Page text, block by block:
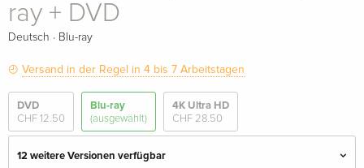
ray + DVD
Deutsch · Blu-ray
Versand in der Regel in 4 bis 7 Arbeitstagen
DVD
CHF 12.50
Blu-ray
(ausgewählt)
4K Ultra HD
CHF 28.50
12 weitere Versionen verfügbar